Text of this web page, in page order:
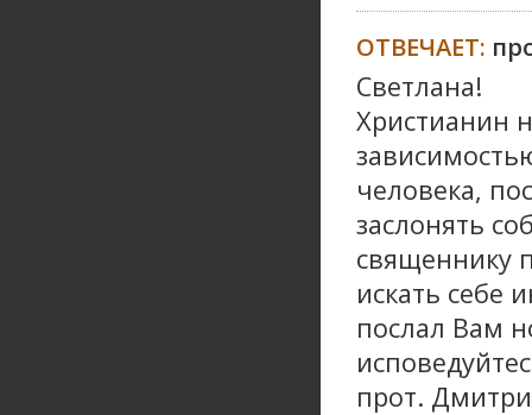
ОТВЕЧАЕТ:
Светлана!
Христианин
человека,
заслонять
священнику
искать себе
послал Вам
прот.